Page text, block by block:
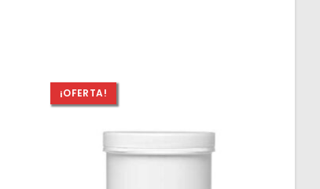
¡OFERTA!